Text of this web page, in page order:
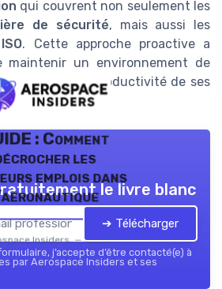
qui couvrent non seulement les
de sécurité, mais aussi les
. Cette approche proactive a
maintenir un environnement de
la productivité de ses
: Comment
les
emplois dans
Insiders — 2026
le livre blanc
➔ Télécharger
j’accepte d’être contacté(e) à
par Aerospace Insiders et ses